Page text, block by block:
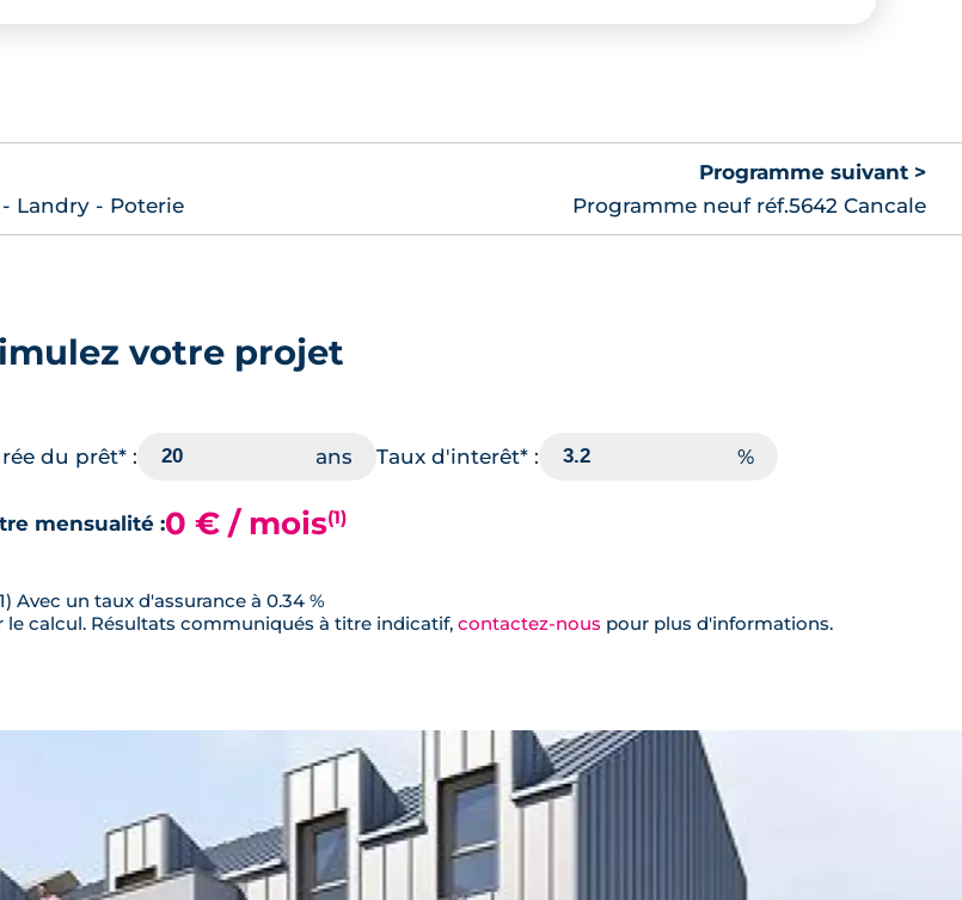
Landry - Poterie
Programme suivant >
Programme neuf réf.5642 Cancale
votre projet
du prêt* : Taux d'interêt* :
mensualité :0 € / mois(1)
Avec un taux d'assurance à 0.34 %
calcul. Résultats communiqués à titre indicatif, contactez-nous pour plus d'informations.